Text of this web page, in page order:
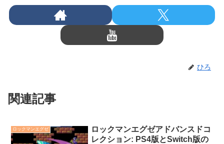
ひろ
関連記事
ロックマンエグゼ
ロックマンエグゼアドバンスドコ
レクション: PS4版とSwitch版の